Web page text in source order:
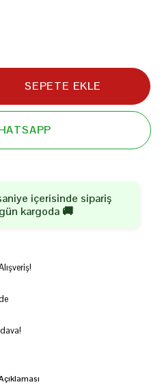
SEPETE EKLE
içerisinde sipariş
kargoda 🚚